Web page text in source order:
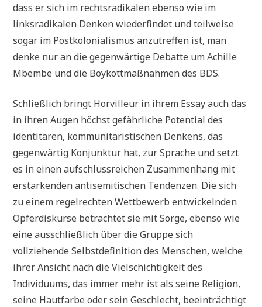
dass er sich im rechtsradikalen ebenso wie im
linksradikalen Denken wiederfindet und teilweise
sogar im Postkolonialismus anzutreffen ist, man
denke nur an die gegenwärtige Debatte um Achille
Mbembe und die Boykottmaßnahmen des BDS.
Schließlich bringt Horvilleur in ihrem Essay auch das
in ihren Augen höchst gefährliche Potential des
identitären, kommunitaristischen Denkens, das
gegenwärtig Konjunktur hat, zur Sprache und setzt
es in einen aufschlussreichen Zusammenhang mit
erstarkenden antisemitischen Tendenzen. Die sich
zu einem regelrechten Wettbewerb entwickelnden
Opferdiskurse betrachtet sie mit Sorge, ebenso wie
eine ausschließlich über die Gruppe sich
vollziehende Selbstdefinition des Menschen, welche
ihrer Ansicht nach die Vielschichtigkeit des
Individuums, das immer mehr ist als seine Religion,
seine Hautfarbe oder sein Geschlecht, beeinträchtigt